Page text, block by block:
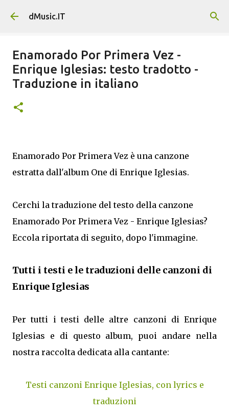
Passa ai contenuti principali
dMusic.IT
Enamorado Por Primera Vez -
Enrique Iglesias: testo tradotto -
Traduzione in italiano
Enamorado Por Primera Vez è una canzone
estratta dall'album One di Enrique Iglesias.
Cerchi la traduzione del testo della canzone
Enamorado Por Primera Vez - Enrique Iglesias?
Eccola riportata di seguito, dopo l'immagine.
Tutti i testi e le traduzioni delle canzoni di
Enrique Iglesias
Per tutti i testi delle altre canzoni di Enrique
Iglesias e di questo album, puoi andare nella
nostra raccolta dedicata alla cantante:
Testi canzoni Enrique Iglesias, con lyrics e
traduzioni